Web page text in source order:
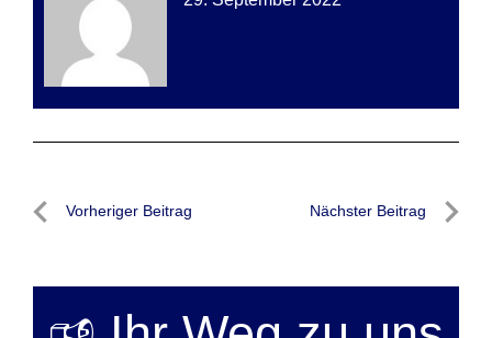
Beitragsnavigation
Vorheriger Beitrag Nächster Beitrag